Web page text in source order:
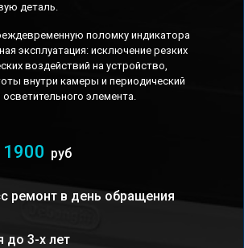
деталь.
поломку индикатора
эксплуатация: исключение резких
воздействий на устройство,
внутри камеры и периодический
элемента.
1900 руб
ремонт в день обращения
до 3-х лет